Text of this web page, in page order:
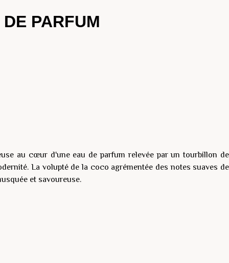
PARFUM
au cœur d'une eau de parfum relevée par un tourbillon de
La volupté de la coco agrémentée des notes suaves de
et savoureuse.